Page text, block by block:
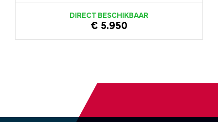
DIRECT BESCHIKBAAR
€ 5.950